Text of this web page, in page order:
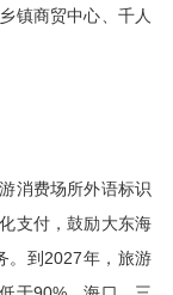
镇商贸中心、千人
消费场所外语标识
支付，鼓励大东海
。到2027年，旅游